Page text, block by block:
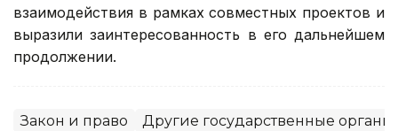
взаимодействия в рамках совместных проектов и
выразили заинтересованность в его дальнейшем
продолжении.
Закон и право Другие государственные органы